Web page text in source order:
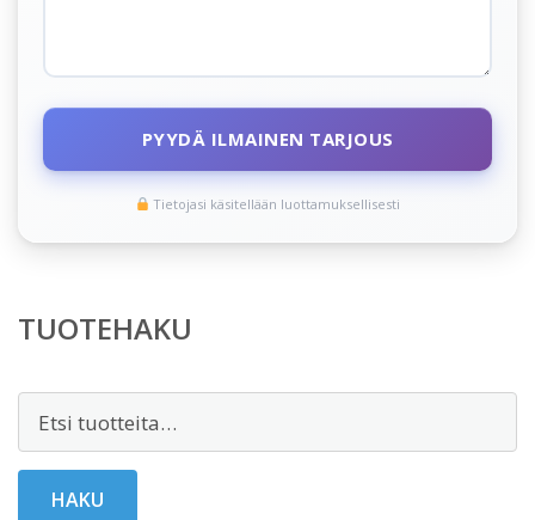
PYYDÄ ILMAINEN TARJOUS
Tietojasi käsitellään luottamuksellisesti
TUOTEHAKU
HAKU